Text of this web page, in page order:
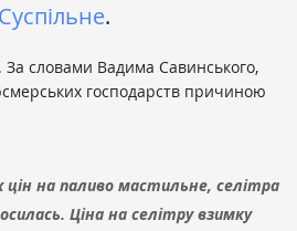
Суспільне.
За словами Вадима Савинського,
господарств причиною
цін на паливо мастильне, селітра
Ціна на селітру взимку